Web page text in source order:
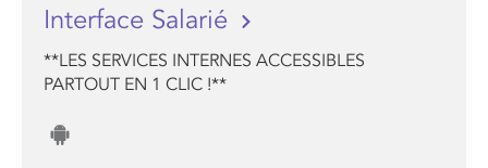
Interface Salarié
**LES SERVICES INTERNES ACCESSIBLES
PARTOUT EN 1 CLIC !**